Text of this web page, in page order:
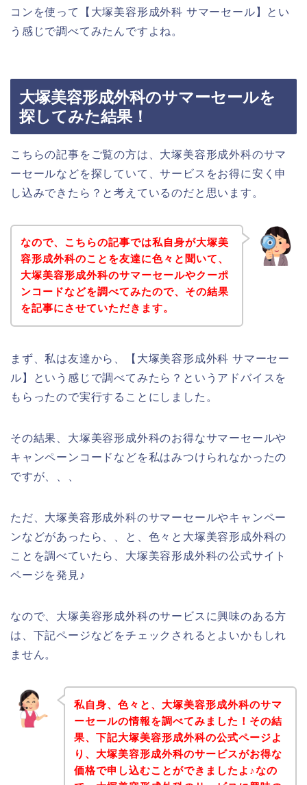
コンを使って【大塚美容形成外科 サマーセール】とい
う感じで調べてみたんですよね。
大塚美容形成外科のサマーセールを
探してみた結果！
こちらの記事をご覧の方は、大塚美容形成外科のサマ
ーセールなどを探していて、サービスをお得に安く申
し込みできたら？と考えているのだと思います。
なので、こちらの記事では私自身が大塚美
容形成外科のことを友達に色々と聞いて、
大塚美容形成外科のサマーセールやクーポ
ンコードなどを調べてみたので、その結果
を記事にさせていただきます。
まず、私は友達から、【大塚美容形成外科 サマーセー
ル】という感じで調べてみたら？というアドバイスを
もらったので実行することにしました。
その結果、大塚美容形成外科のお得なサマーセールや
キャンペーンコードなどを私はみつけられなかったの
ですが、、、
ただ、大塚美容形成外科のサマーセールやキャンペー
ンなどがあったら、、と、色々と大塚美容形成外科の
ことを調べていたら、大塚美容形成外科の公式サイト
ページを発見♪
なので、大塚美容形成外科のサービスに興味のある方
は、下記ページなどをチェックされるとよいかもしれ
ません。
私自身、色々と、大塚美容形成外科のサマ
ーセールの情報を調べてみました！その結
果、下記大塚美容形成外科の公式ページよ
り、大塚美容形成外科のサービスがお得な
価格で申し込むことができましたよ♪なの